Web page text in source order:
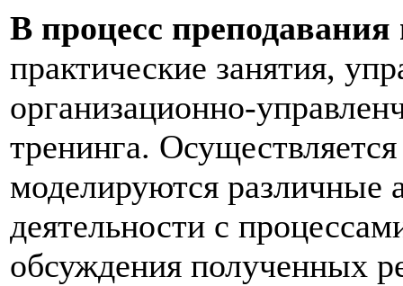
В процесс
практические занятия,
организационно-
тренинга.
моделируются различные
деятельности с
обсуждения полученных